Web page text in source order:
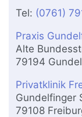
Tel: (0761)
Praxis
Alte
79194
Privatklinik
Gundelfinger
79108